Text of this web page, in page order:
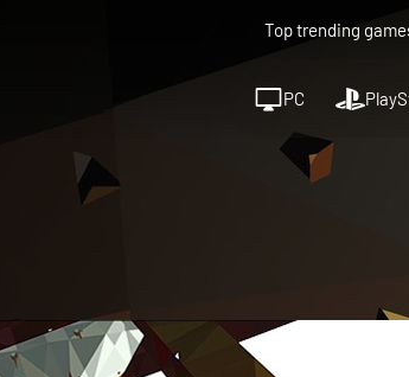
Top trending
PC